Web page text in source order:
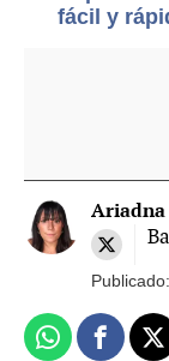
fácil y
Ariadna
Publicado:
Whatsapp X